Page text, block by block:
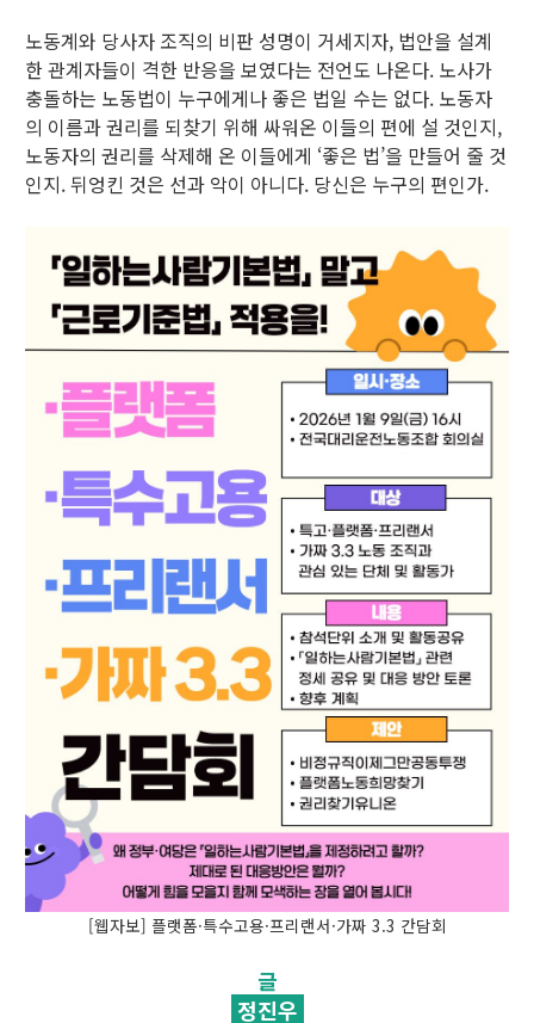
노동계와 당사자 조직의 비판 성명이 거세지자, 법안을 설계
한 관계자들이 격한 반응을 보였다는 전언도 나온다. 노사가
충돌하는 노동법이 누구에게나 좋은 법일 수는 없다. 노동자
의 이름과 권리를 되찾기 위해 싸워온 이들의 편에 설 것인지,
노동자의 권리를 삭제해 온 이들에게 ‘좋은 법’을 만들어 줄 것
인지. 뒤엉킨 것은 선과 악이 아니다. 당신은 누구의 편인가.
[웹자보] 플랫폼·특수고용·프리랜서·가짜 3.3 간담회
글
정진우